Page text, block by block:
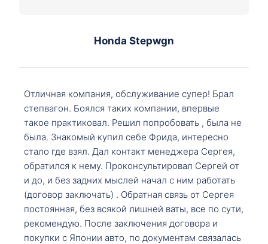
Honda Stepwgn
Отличная компания, обслуживание супер! Брал
степвагон. Боялся таких компании, впервые
такое практиковал. Решил попробовать , была не
была. Знакомый купил себе Фрида, интересно
стало где взял. Дал контакт менеджера Сергея,
обратился к нему. Проконсультировал Сергей от
и до, и без задних мыслей начал с ним работать
(договор заключать) . Обратная связь от Сергея
постоянная, без всякой лишней ваты, все по сути,
рекомендую. После заключения договора и
покупки с Японии авто, по документам связалась